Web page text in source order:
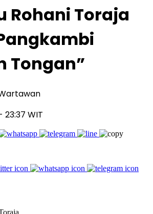
Rohani Toraja
Tongan”
23:37 WIT